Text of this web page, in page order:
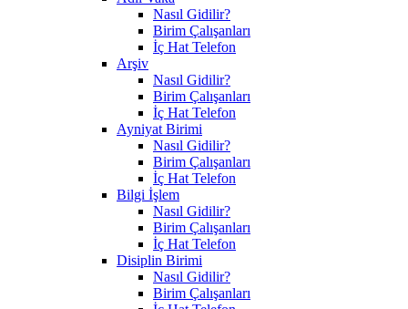
Nasıl Gidilir?
Birim Çalışanları
İç Hat Telefon
Arşiv
Nasıl Gidilir?
Birim Çalışanları
İç Hat Telefon
Ayniyat Birimi
Nasıl Gidilir?
Birim Çalışanları
İç Hat Telefon
Bilgi İşlem
Nasıl Gidilir?
Birim Çalışanları
İç Hat Telefon
Disiplin Birimi
Nasıl Gidilir?
Birim Çalışanları